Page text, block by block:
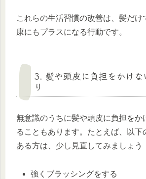
これらの生活習慣の改善は、髪だけ
康にもプラスになる行動です。
3. 髪や頭皮に負担をかけな
り
無意識のうちに髪や頭皮に負担をか
ることもあります。たとえば、以下
ある方は、少し見直してみましょう
強くブラッシングをする